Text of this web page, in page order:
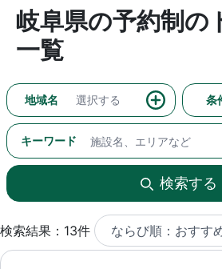
岐阜県の予約制の
一覧
地域名 選択する 条
キーワード
検索する
検索結果：13件